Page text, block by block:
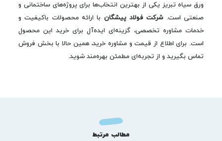
ورق سیاه تبریز یکی از بهترین انتخاب‌ها برای پروژه‌های ساختمانی و
صنعتی است.شرکت فولاد پیشگان با ارائه محصولات باکیفیت و
خدمات مشاوره تخصصی، گزینه‌ای ایده‌آل برای خرید این محصول
است. برای اطلاع از قیمت و مشاوره خرید، همین حالا با بخش فروش
تماس بگیرید و از تجربه‌ای مطمئن بهره‌مند شوید.
مطالب مرتبط